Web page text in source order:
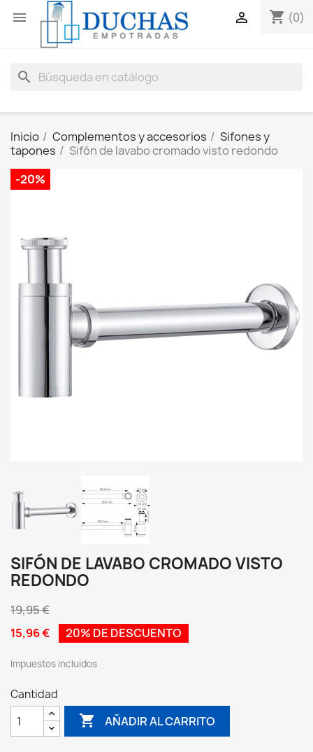
 shopping_cart (0)

search
Inicio Complementos y accesorios
Sifones y
tapones
Sifón de lavabo cromado visto redondo
-20%
SIFÓN DE LAVABO CROMADO VISTO
REDONDO
19,95 €
15,96 €
20% DE DESCUENTO
Impuestos incluidos
Cantidad
 AÑADIR AL CARRITO